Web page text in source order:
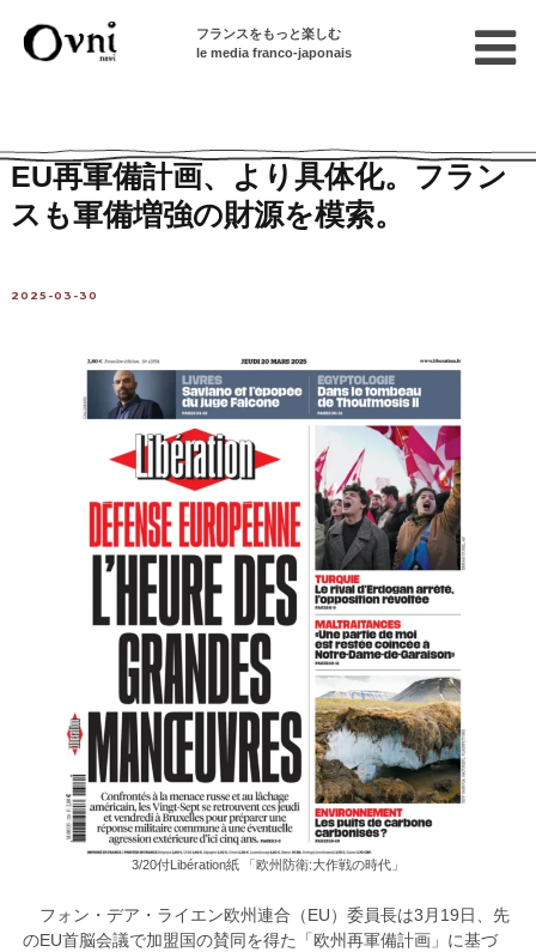
フランスをもっと楽しむ
le media franco-japonais
EU再軍備計画、より具体化。フラン
スも軍備増強の財源を模索。
2025-03-30
3/20付Libération紙 「欧州防衛:大作戦の時代」
フォン・デア・ライエン欧州連合（EU）委員長は3月19日、先
のEU首脳会議で加盟国の賛同を得た「欧州再軍備計画」に基づ